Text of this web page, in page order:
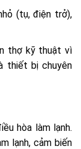
(tụ, điện trở),
thợ kỹ thuật vì
thiết bị chuyên
hòa làm lạnh.
lạnh, cảm biến